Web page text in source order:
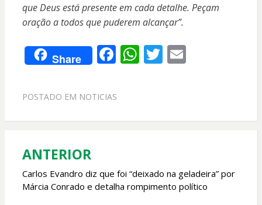
que Deus está presente em cada detalhe. Peçam
oração a todos que puderem alcançar”.
Share F
e
o
k
W
A
p
T E
POSTADO EM NOTICIAS
Navegação
de
Post
ANTERIOR
Carlos Evandro diz que foi “deixado na geladeira” por
Márcia Conrado e detalha rompimento político